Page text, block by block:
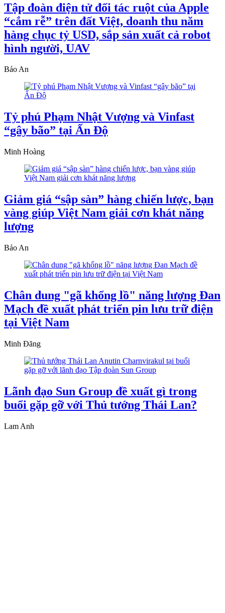
Tập đoàn điện tử đối tác ruột của Apple
“cắm rễ” trên đất Việt, doanh thu năm
hàng chục tỷ USD, sắp sản xuất cả robot
hình người, UAV
Bảo An
Tỷ phú Phạm Nhật Vượng và Vinfast
“gây bão” tại Ấn Độ
Minh Hoàng
Giảm giá “sập sàn” hàng chiến lược, bạn
vàng giúp Việt Nam giải cơn khát năng
lượng
Bảo An
Chân dung "gã khổng lồ" năng lượng Đan
Mạch đề xuất phát triển pin lưu trữ điện
tại Việt Nam
Minh Đăng
Lãnh đạo Sun Group đề xuất gì trong
buổi gặp gỡ với Thủ tướng Thái Lan?
Lam Anh